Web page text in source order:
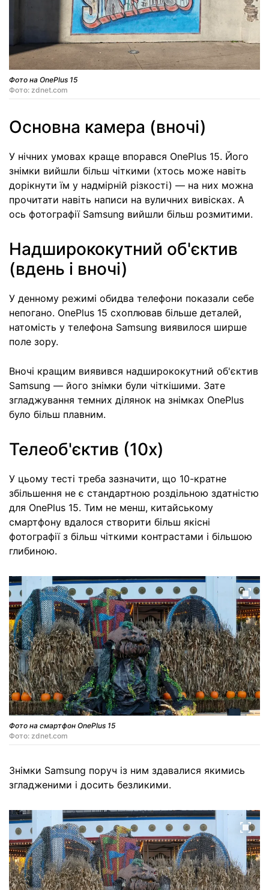
Фото на OnePlus 15
Фото: zdnet.com
Основна камера (вночі)
У нічних умовах краще впорався OnePlus 15. Його
знімки вийшли більш чіткими (хтось може навіть
дорікнути їм у надмірній різкості) — на них можна
прочитати навіть написи на вуличних вивісках. А
ось фотографії Samsung вийшли більш розмитими.
Надширококутний об'єктив
(вдень і вночі)
У денному режимі обидва телефони показали себе
непогано. OnePlus 15 схоплював більше деталей,
натомість у телефона Samsung виявилося ширше
поле зору.
Вночі кращим виявився надширококутний об'єктив
Samsung — його знімки були чіткішими. Зате
згладжування темних ділянок на знімках OnePlus
було більш плавним.
Телеоб'єктив (10x)
У цьому тесті треба зазначити, що 10-кратне
збільшення не є стандартною роздільною здатністю
для OnePlus 15. Тим не менш, китайському
смартфону вдалося створити більш якісні
фотографії з більш чіткими контрастами і більшою
глибиною.
Фото на смартфон OnePlus 15
Фото: zdnet.com
Знімки Samsung поруч із ним здавалися якимись
згладженими і досить безликими.